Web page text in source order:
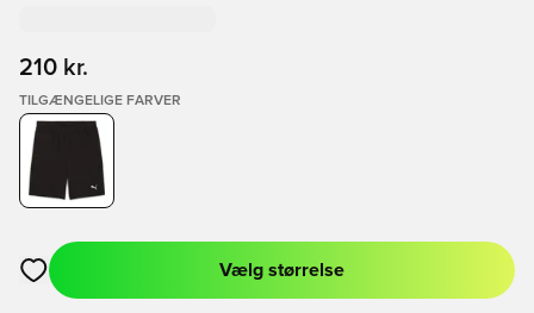
210 kr.
TILGÆNGELIGE FARVER
Åbner en Modal til at logge ind eller tilmelde dig som medlem
Vælg størrelse